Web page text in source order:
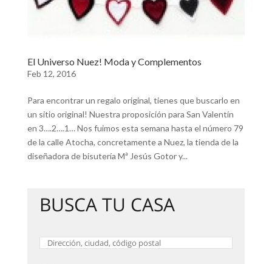
El Universo Nuez! Moda y Complementos
Feb 12, 2016
Para encontrar un regalo original, tienes que buscarlo en
un sitio original! Nuestra proposición para San Valentín
en 3….2….1… Nos fuimos esta semana hasta el número 79
de la calle Atocha, concretamente a Nuez, la tienda de la
diseñadora de bisutería Mª Jesús Gotor y...
BUSCA TU CASA